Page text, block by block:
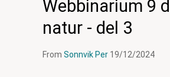
Webbinarium 9
natur - del 3
From Sonnvik Per 19/12/2024